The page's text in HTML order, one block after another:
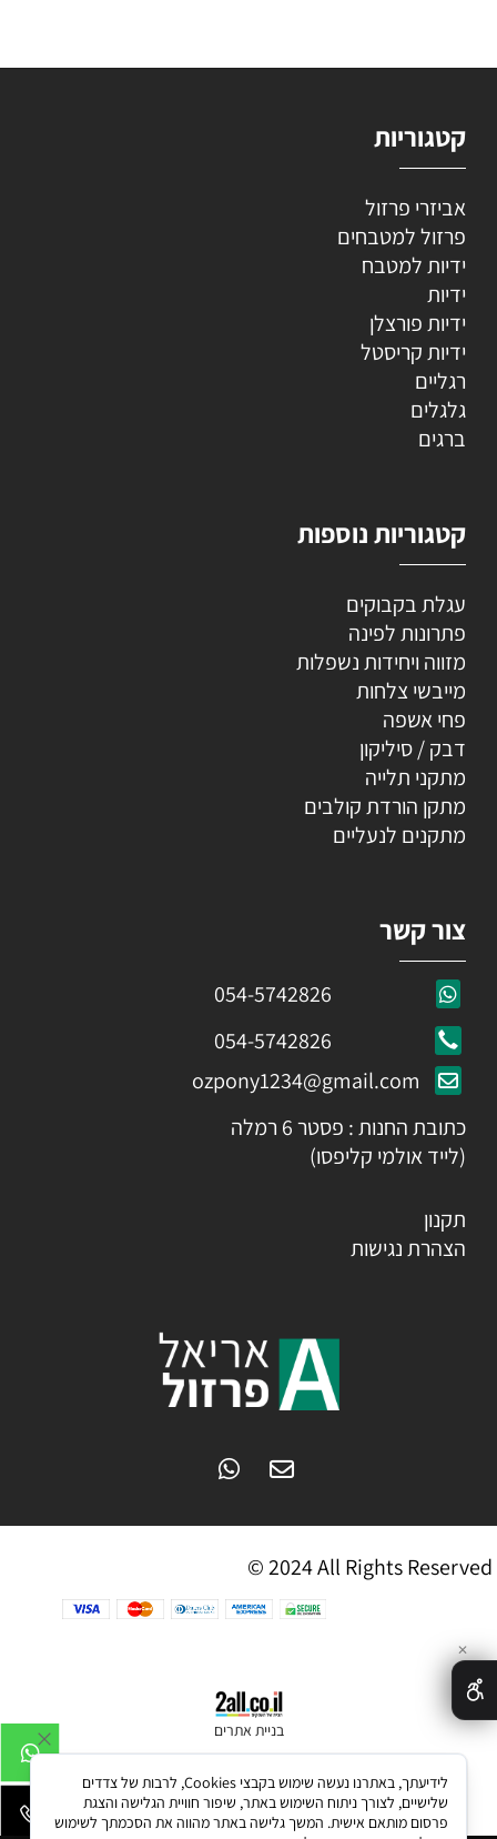
קטגוריות
אביזרי פרזול
פרזול למטבחים
ידיות למטבח
ידיות
ידיות פורצלן
ידיות קריסטל
רגליים
גלגלים
ברגים
קטגוריות נוספות
עגלת בקבוקים
פתרונות לפינה
מזווה ויחידות נשפלות
מייבשי צלחות
פחי אשפה
דבק / סיליקון
מתקני תלייה
מתקן הורדת קולבים
מתקנים לנעליים
צור קשר
054-5742826
054-5742826
ozpony1234@gmail.com
כתובת החנות : פסטר 6 רמלה
(לייד אולמי קליפסו)
תקנון
הצהרת נגישות
© 2024 All Rights Reserved
בניית אתרים
✕
לידיעתך, באתרנו נעשה שימוש בקבצי Cookies, לרבות של צדדים
שלישיים, לצורך ניתוח השימוש באתר, שיפור חוויית הגלישה והצגת
פרסום מותאם אישית. המשך גלישה באתר מהווה את הסכמתך לשימוש